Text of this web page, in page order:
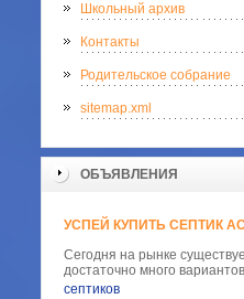
Школьный архив
Контакты
Родительское собрание
sitemap.xml
ОБЪЯВЛЕНИЯ
УСПЕЙ КУПИТЬ СЕПТИК
Сегодня на рынке
достаточно много вариантов
септиков